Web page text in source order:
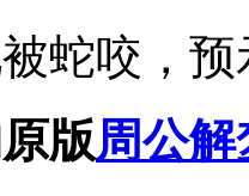
蛇咬，
版周公解